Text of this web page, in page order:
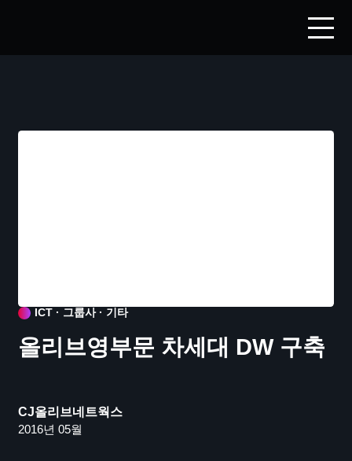
ICT · 그룹사 · 기타
올리브영부문 차세대 DW 구축
CJ올리브네트웍스
2016년 05월